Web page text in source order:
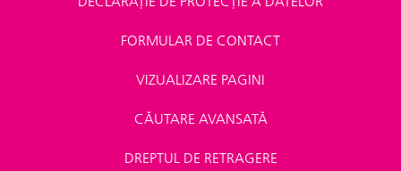
FORMULAR DE CONTACT
VIZUALIZARE PAGINI
CĂUTARE AVANSATĂ
DREPTUL DE RETRAGERE